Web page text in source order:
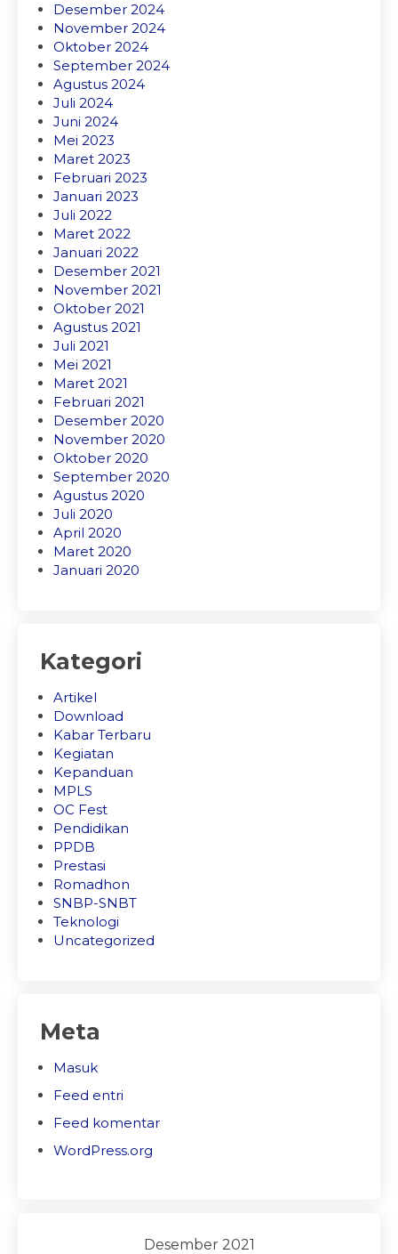
Desember 2024
November 2024
Oktober 2024
September 2024
Agustus 2024
Juli 2024
Juni 2024
Mei 2023
Maret 2023
Februari 2023
Januari 2023
Juli 2022
Maret 2022
Januari 2022
Desember 2021
November 2021
Oktober 2021
Agustus 2021
Juli 2021
Mei 2021
Maret 2021
Februari 2021
Desember 2020
November 2020
Oktober 2020
September 2020
Agustus 2020
Juli 2020
April 2020
Maret 2020
Januari 2020
Kategori
Artikel
Download
Kabar Terbaru
Kegiatan
Kepanduan
MPLS
OC Fest
Pendidikan
PPDB
Prestasi
Romadhon
SNBP-SNBT
Teknologi
Uncategorized
Meta
Masuk
Feed entri
Feed komentar
WordPress.org
Desember 2021